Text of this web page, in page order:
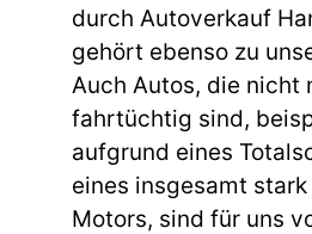
durch Autoverkauf
gehört ebenso zu
Auch Autos, die nicht
fahrtüchtig sind,
aufgrund eines
eines insgesamt
Motors, sind für uns